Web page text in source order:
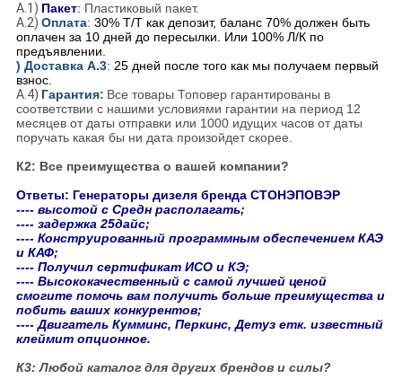
A.1) Пакет: Пластиковый пакет.
A.2) Оплата: 30% Т/Т как депозит, баланс 70% должен быть
оплачен за 10 дней до пересылки. Или 100% Л/К по
предъявлении.
) Доставка А.3: 25 дней после того как мы получаем первый
взнос.
A.4) Гарантия: Все товары Топовер гарантированы в
соответствии с нашими условиями гарантии на период 12
месяцев от даты отправки или 1000 идущих часов от даты
поручать какая бы ни дата произойдет скорее.
К2: Все преимущества о вашей компании?
Ответы: Генераторы дизеля бренда СТОНЭПОВЭР
---- высотой с Средн располагать;
---- задержка 25дайс;
---- Конструированный программным обеспечением КАЭ
и КАФ;
---- Получил сертификат ИСО и КЭ;
---- Высококачественный с самой лучшей ценой
смогите помочь вам получить больше преимущества и
побить ваших конкурентов;
---- Двигатель Кумминс, Перкинс, Детуз етк. известный
клеймит опционное.
К3: Любой каталог для других брендов и силы?